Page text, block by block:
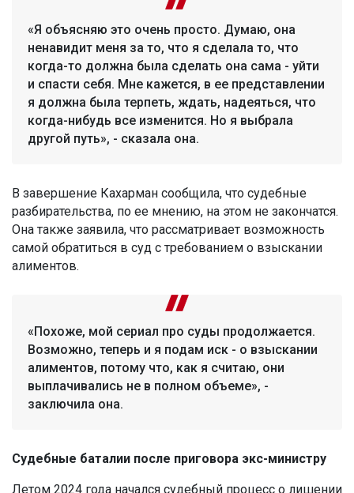
«Я объясняю это очень просто. Думаю, она
ненавидит меня за то, что я сделала то, что
когда-то должна была сделать она сама - уйти
и спасти себя. Мне кажется, в ее представлении
я должна была терпеть, ждать, надеяться, что
когда-нибудь все изменится. Но я выбрала
другой путь», - сказала она.
В завершение Кахарман сообщила, что судебные
разбирательства, по ее мнению, на этом не закончатся.
Она также заявила, что рассматривает возможность
самой обратиться в суд с требованием о взыскании
алиментов.
«Похоже, мой сериал про суды продолжается.
Возможно, теперь и я подам иск - о взыскании
алиментов, потому что, как я считаю, они
выплачивались не в полном объеме», -
заключила она.
Судебные баталии после приговора экс-министру
Летом 2024 года начался судебный процесс о лишении